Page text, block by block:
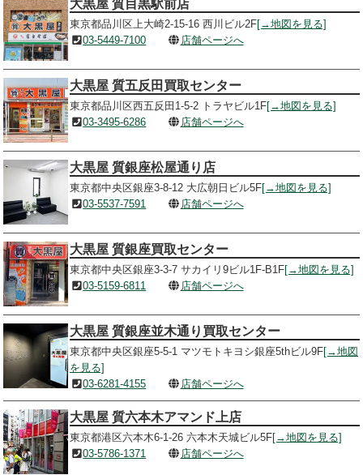
大黒屋 質目黒駅前店
東京都品川区上大崎2-15-16 西川ビル2F[→地図を見る]
03-5449-7100
店舗ページへ
大黒屋 質五反田買取センター
東京都品川区西五反田1-5-2 トラヤビル1F[→地図を見る]
03-3495-6286
店舗ページへ
大黒屋 質銀座松屋通り店
東京都中央区銀座3-8-12 大広朝日ビル5F[→地図を見る]
03-5537-7591
店舗ページへ
大黒屋 質銀座買取センター
東京都中央区銀座3-3-7 サカイリ9ビル1F-B1F[→地図を見る]
03-5159-6811
店舗ページへ
大黒屋 質銀座並木通り買取センター
東京都中央区銀座5-5-1 マツモトキヨシ銀座5thビル9F[→地図
を見る]
03-6281-4155
店舗ページへ
大黒屋 質六本木アマンド上店
東京都港区六本木6-1-26 六本木天城ビル5F[→地図を見る]
03-5786-1371
店舗ページへ